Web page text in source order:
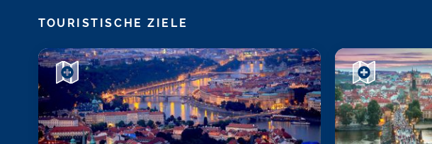
TOURISTISCHE ZIELE